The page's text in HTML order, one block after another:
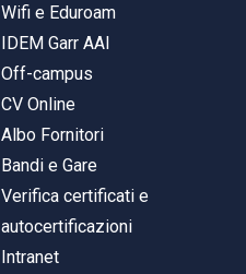
Wifi e Eduroam
IDEM Garr AAI
Off-campus
CV Online
Albo Fornitori
Bandi e Gare
Verifica certificati e
autocertificazioni
Intranet